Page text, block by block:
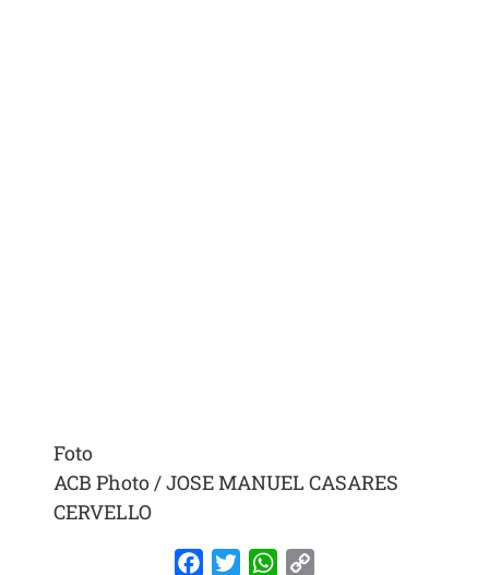
Foto
ACB Photo / JOSE MANUEL CASARES
CERVELLO
FacebookTwitterWhatsApp